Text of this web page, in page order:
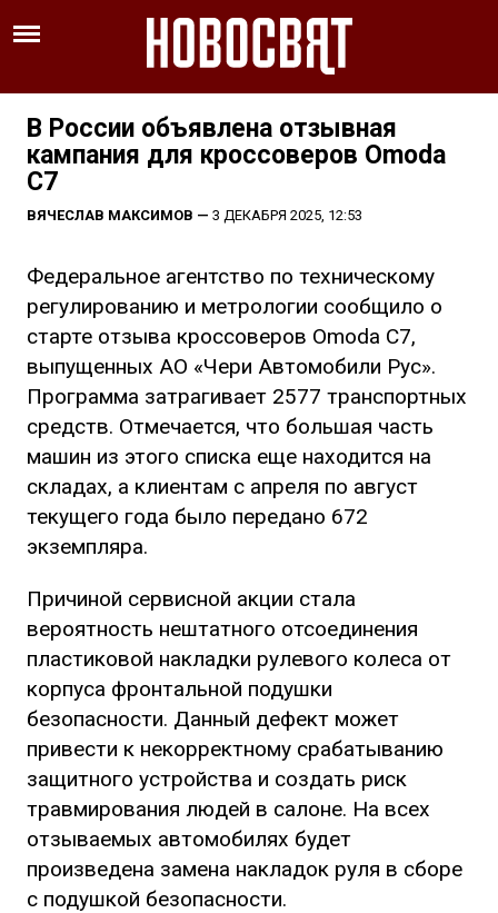
В России объявлена отзывная
кампания для кроссоверов Omoda
C7
ВЯЧЕСЛАВ МАКСИМОВ — 3 ДЕКАБРЯ 2025, 12:53
Федеральное агентство по техническому
регулированию и метрологии сообщило о
старте отзыва кроссоверов Omoda C7,
выпущенных АО «Чери Автомобили Рус».
Программа затрагивает 2577 транспортных
средств. Отмечается, что большая часть
машин из этого списка еще находится на
складах, а клиентам с апреля по август
текущего года было передано 672
экземпляра.
Причиной сервисной акции стала
вероятность нештатного отсоединения
пластиковой накладки рулевого колеса от
корпуса фронтальной подушки
безопасности. Данный дефект может
привести к некорректному срабатыванию
защитного устройства и создать риск
травмирования людей в салоне. На всех
отзываемых автомобилях будет
произведена замена накладок руля в сборе
с подушкой безопасности.